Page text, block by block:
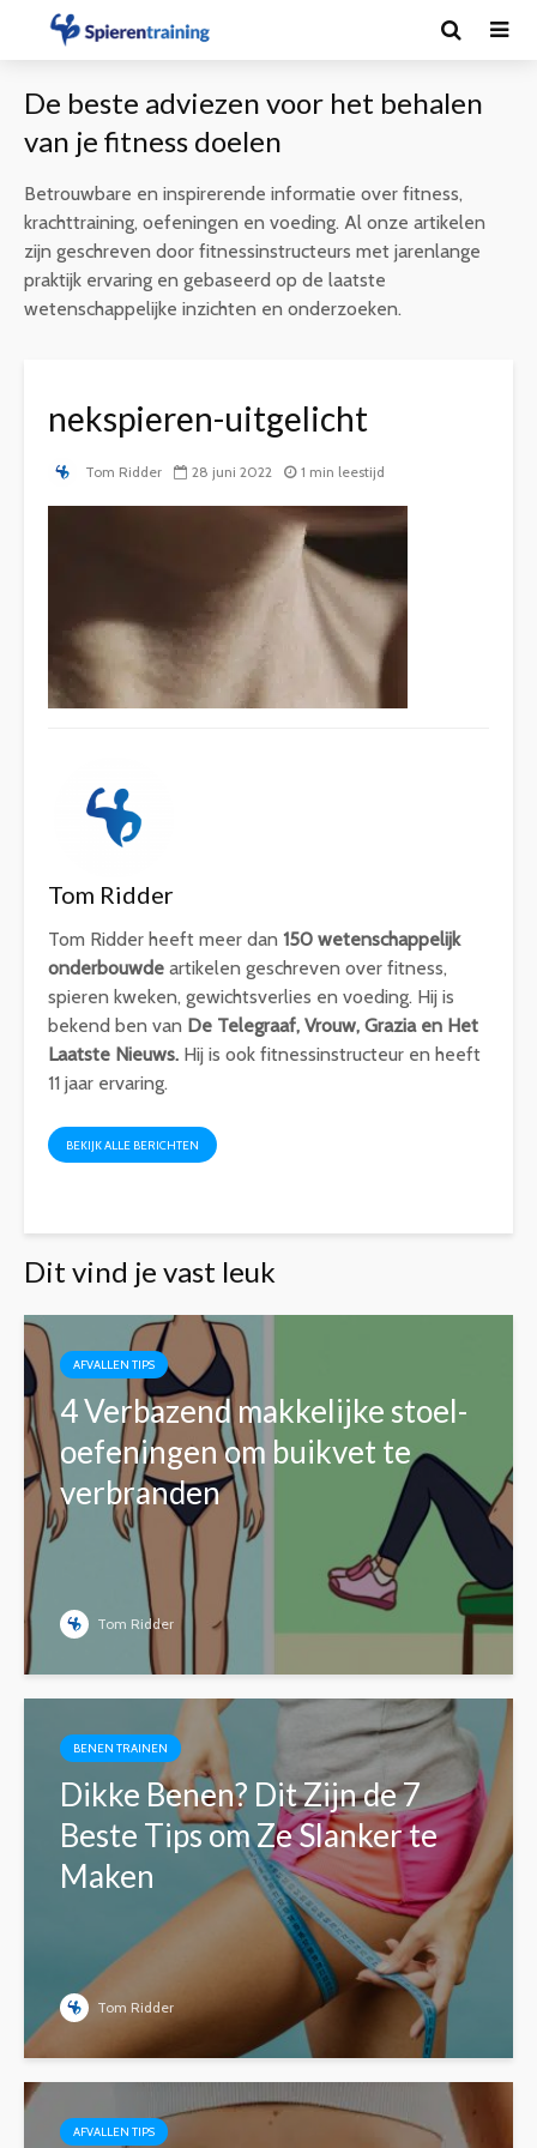
De beste adviezen voor het behalen
van je fitness doelen
Betrouwbare en inspirerende informatie over fitness,
krachttraining, oefeningen en voeding. Al onze artikelen
zijn geschreven door fitnessinstructeurs met jarenlange
praktijk ervaring en gebaseerd op de laatste
wetenschappelijke inzichten en onderzoeken.
nekspieren-uitgelicht
Tom Ridder 28 juni 2022 1 min leestijd
Tom Ridder
Tom Ridder heeft meer dan 150 wetenschappelijk
onderbouwde artikelen geschreven over fitness,
spieren kweken, gewichtsverlies en voeding. Hij is
bekend ben van De Telegraaf, Vrouw, Grazia en Het
Laatste Nieuws. Hij is ook fitnessinstructeur en heeft
11 jaar ervaring.
BEKIJK ALLE BERICHTEN
Dit vind je vast leuk
AFVALLEN TIPS
4 Verbazend makkelijke stoel-
oefeningen om buikvet te
verbranden
Tom Ridder
BENEN TRAINEN
Dikke Benen? Dit Zijn de 7
Beste Tips om Ze Slanker te
Maken
Tom Ridder
AFVALLEN TIPS